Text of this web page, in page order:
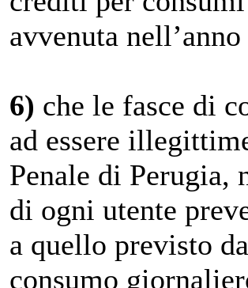
avvenuta
6) che le fasce di
ad essere
Penale di Perugia,
di ogni utente
a quello previsto
consumo